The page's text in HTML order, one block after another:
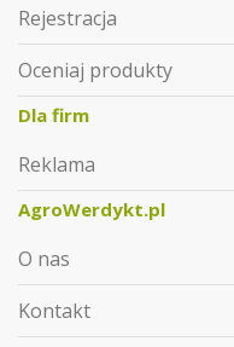
Rejestracja
Oceniaj produkty
Dla firm
Reklama
AgroWerdykt.pl
O nas
Kontakt